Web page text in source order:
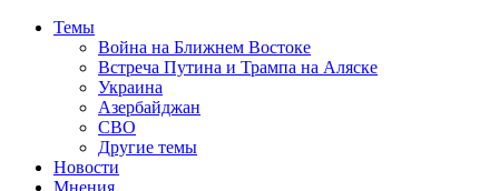
Темы
Война на Ближнем Востоке
Встреча Путина и Трампа на Аляске
Украина
Азербайджан
СВО
Другие темы
Новости
Мнения